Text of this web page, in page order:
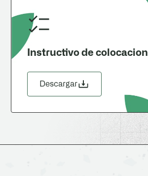
Instructivo de colocacion
Descargar